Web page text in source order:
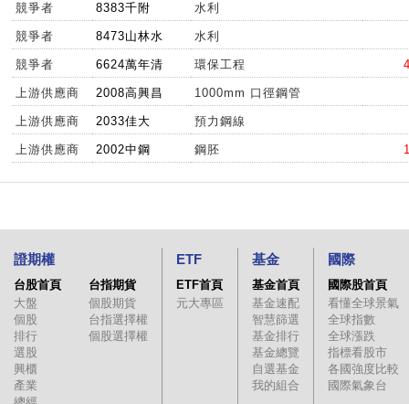
競爭者 8383千附 水利
競爭者 8473山林水 水利
競爭者 6624萬年清 環保工程
上游供應商 2008高興昌 1000mm 口徑鋼管
上游供應商 2033佳大 預力鋼線
上游供應商 2002中鋼 鋼胚
證期權
台股首頁
大盤
個股
排行
選股
興櫃
產業
台指期貨
個股期貨
台指選擇權
個股選擇權
ETF
ETF首頁
元大專區
基金
基金首頁
基金速配
智慧篩選
基金排行
基金總覽
自選基金
我的組合
國際
國際股首頁
看懂全球景氣
全球指數
全球漲跌
指標看股市
各國強度比較
國際氣象台